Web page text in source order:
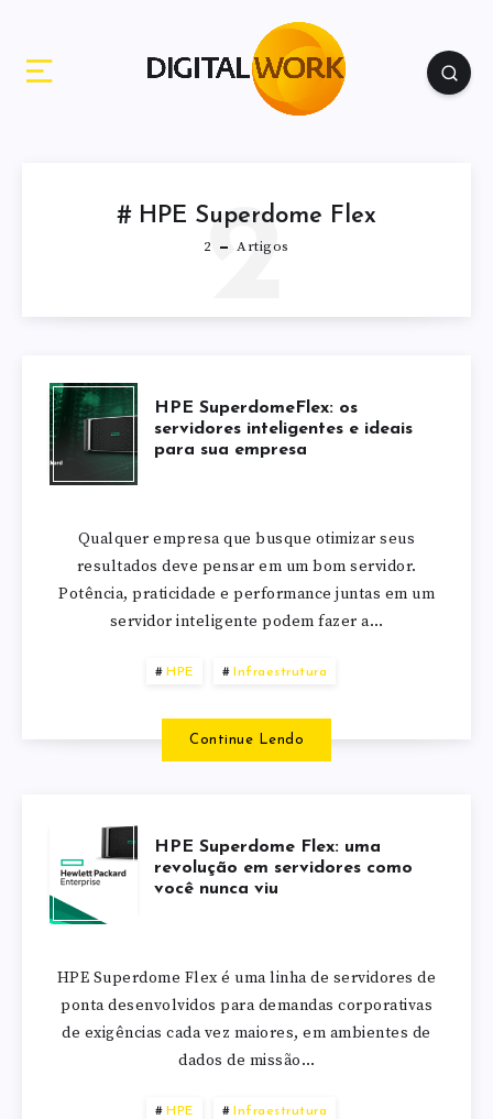
HPE Superdome Flex
2 Artigos
2
HPE SuperdomeFlex: os
servidores inteligentes e ideais
para sua empresa
Qualquer empresa que busque otimizar seus
resultados deve pensar em um bom servidor.
Potência, praticidade e performance juntas em um
servidor inteligente podem fazer a…
HPE Infraestrutura
Continue Lendo
HPE Superdome Flex: uma
revolução em servidores como
você nunca viu
HPE Superdome Flex é uma linha de servidores de
ponta desenvolvidos para demandas corporativas
de exigências cada vez maiores, em ambientes de
dados de missão…
HPE Infraestrutura